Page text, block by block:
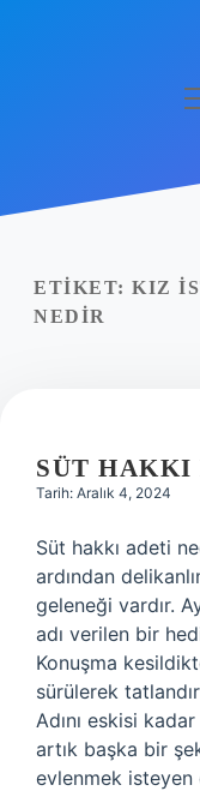
Yasal Uyarı
ETIKET: KIZ
NEDIR
SÜT HAKKI
Tarih: Aralık 4, 2024
Süt hakkı adeti
ardından
geleneği vardır.
adı verilen bir
Konuşma
sürülerek
Adını eskisi
artık başka bir
evlenmek isteyen